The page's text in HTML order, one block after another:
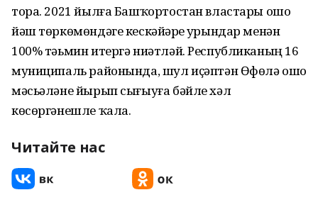
тора. 2021 йылға Башҡортостан властары ошо
йәш төркөмөндәге кескәйҙәрҙе урындар менән
100% тәьмин итергә ниәтләй. Республиканың 16
муниципаль районында, шул иҫәптән Өфөлә ошо
мәсьәләне йырып сығыуға бәйле хәл
көсөргәнешле ҡала.
Читайте нас